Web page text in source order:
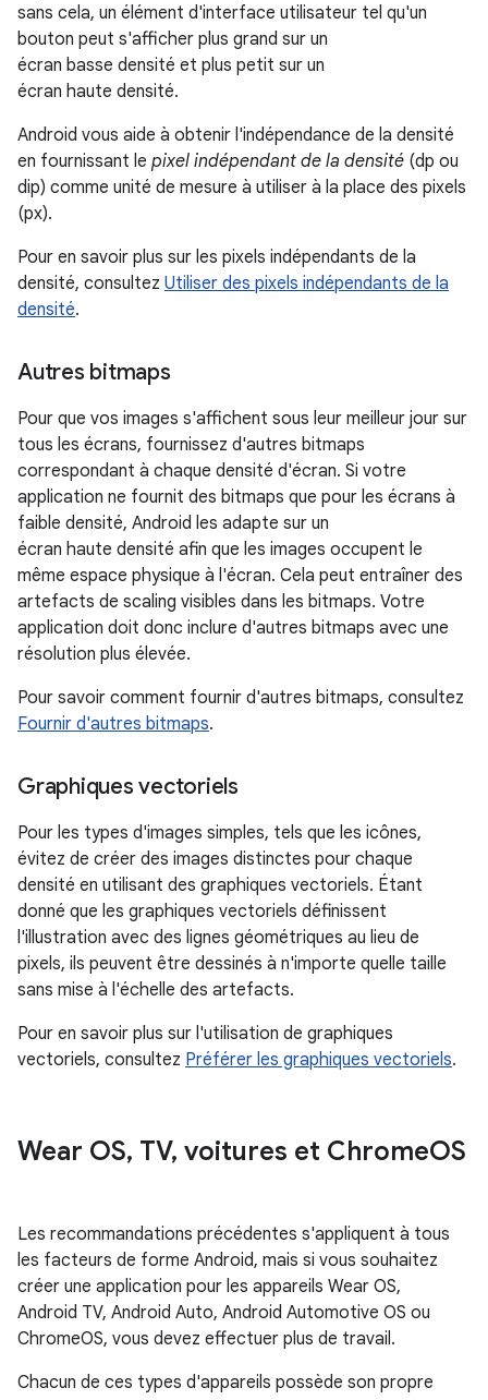
sans cela, un élément d'interface utilisateur tel qu'un
bouton peut s'afficher plus grand sur un
écran basse densité et plus petit sur un
écran haute densité.
Android vous aide à obtenir l'indépendance de la densité
en fournissant le pixel indépendant de la densité (dp ou
dip) comme unité de mesure à utiliser à la place des pixels
(px).
Pour en savoir plus sur les pixels indépendants de la
densité, consultez Utiliser des pixels indépendants de la
densité.
Autres bitmaps
Pour que vos images s'affichent sous leur meilleur jour sur
tous les écrans, fournissez d'autres bitmaps
correspondant à chaque densité d'écran. Si votre
application ne fournit des bitmaps que pour les écrans à
faible densité, Android les adapte sur un
écran haute densité afin que les images occupent le
même espace physique à l'écran. Cela peut entraîner des
artefacts de scaling visibles dans les bitmaps. Votre
application doit donc inclure d'autres bitmaps avec une
résolution plus élevée.
Pour savoir comment fournir d'autres bitmaps, consultez
Fournir d'autres bitmaps.
Graphiques vectoriels
Pour les types d'images simples, tels que les icônes,
évitez de créer des images distinctes pour chaque
densité en utilisant des graphiques vectoriels. Étant
donné que les graphiques vectoriels définissent
l'illustration avec des lignes géométriques au lieu de
pixels, ils peuvent être dessinés à n'importe quelle taille
sans mise à l'échelle des artefacts.
Pour en savoir plus sur l'utilisation de graphiques
vectoriels, consultez Préférer les graphiques vectoriels.
Wear OS, TV, voitures et ChromeOS
Les recommandations précédentes s'appliquent à tous
les facteurs de forme Android, mais si vous souhaitez
créer une application pour les appareils Wear OS,
Android TV, Android Auto, Android Automotive OS ou
ChromeOS, vous devez effectuer plus de travail.
Chacun de ces types d'appareils possède son propre